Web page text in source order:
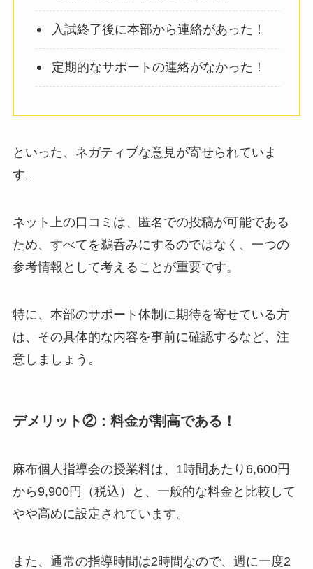
入試終了後に本部から連絡があった！
定期的なサポートの連絡がなかった！
といった、ネガティブな意見が寄せられていま
す。
ネット上の口コミは、匿名での投稿が可能である
ため、すべてを鵜呑みにするのではなく、一つの
参考情報として考えることが重要です。
特に、本部のサポート体制に期待を寄せている方
は、その具体的な内容を事前に確認するなど、注
意しましょう。
デメリット②：料金が割高である！
麻布個人指導会の授業料は、1時間あたり6,600円
から9,900円（税込）と、一般的な料金と比較して
やや高めに設定されています。
また、通常の指導時間は2時間なので、週に一度2